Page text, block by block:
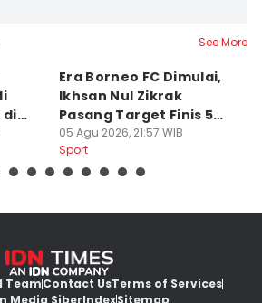
See More
di
Era Borneo FC Dimulai,
Ikhsan Nul Zikrak
Pasang Target Finis 5
Besar
05 Agu 2026, 21:57 WIB
Sport
TeamContact UsTerms of Services
Media SiberIndexSitemap